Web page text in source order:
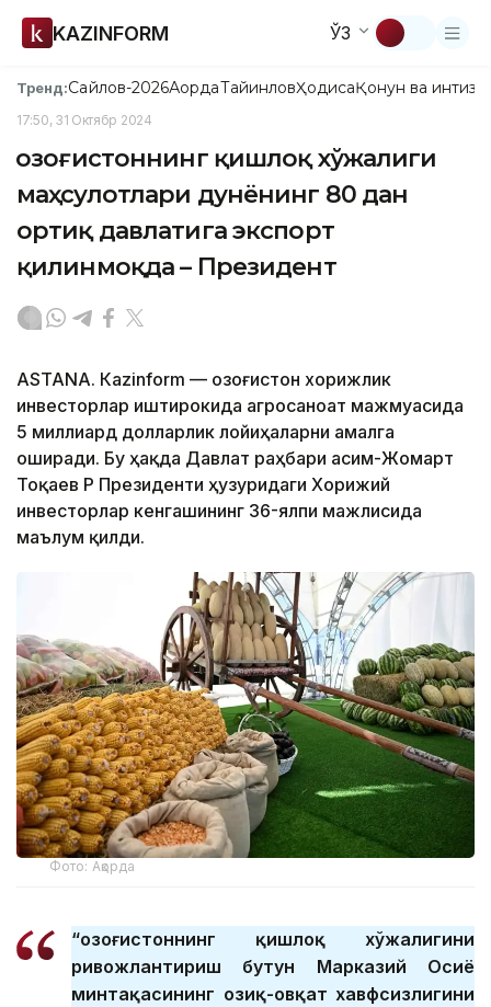
KAZINFORM ЎЗ
Тренд:Сайлов-2026АқордаТайинловҲодисаҚонун ва
17:50, 31 Октябр 2024
Қозоғистоннинг қишлоқ хўжалиги
маҳсулотлари дунёнинг 80 дан
ортиқ давлатига экспорт
қилинмоқда – Президент
ASTANА. Кazinform — Қозоғистон хорижлик
инвесторлар иштирокида агросаноат мажмуасида
5 миллиард долларлик лойиҳаларни амалга
оширади. Бу ҳақда Давлат раҳбари Қасим-Жомарт
Тоқаев ҚР Президенти ҳузуридаги Хорижий
инвесторлар кенгашининг 36-ялпи мажлисида
маълум қилди.
Фото: Ақорда
“Қозоғистоннинг қишлоқ хўжалигини
ривожлантириш бутун Марказий Осиё
минтақасининг озиқ-овқат хавфсизлигини